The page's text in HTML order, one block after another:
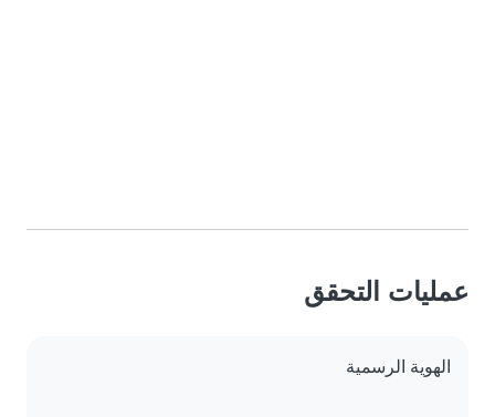
عمليات التحقق
الهوية الرسمية